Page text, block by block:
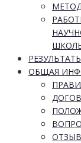
ОБЩАЯ